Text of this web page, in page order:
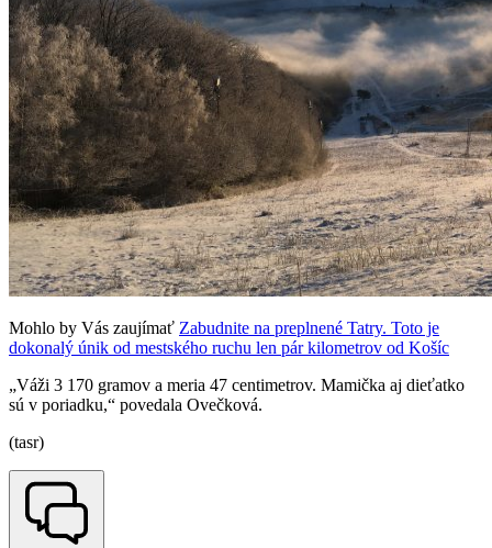
Mohlo by Vás zaujímať Zabudnite na preplnené Tatry. Toto je
dokonalý únik od mestského ruchu len pár kilometrov od Košíc
„Váži 3 170 gramov a meria 47 centimetrov. Mamička aj dieťatko
sú v poriadku,“ povedala Ovečková.
(tasr)